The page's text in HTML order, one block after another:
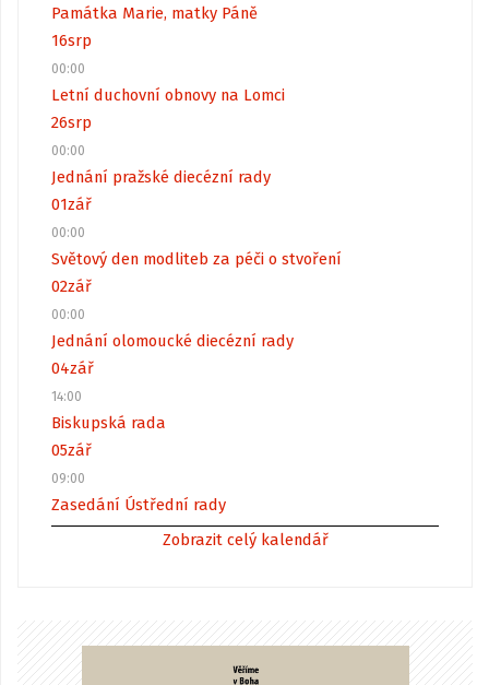
Památka Marie, matky Páně
16srp
00:00
Letní duchovní obnovy na Lomci
26srp
00:00
Jednání pražské diecézní rady
01zář
00:00
Světový den modliteb za péči o stvoření
02zář
00:00
Jednání olomoucké diecézní rady
04zář
14:00
Biskupská rada
05zář
09:00
Zasedání Ústřední rady
Zobrazit celý kalendář